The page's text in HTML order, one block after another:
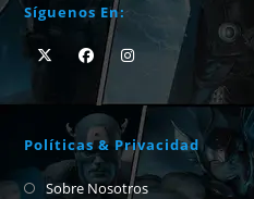
Síguenos En:
Políticas & Privacidad
Sobre Nosotros